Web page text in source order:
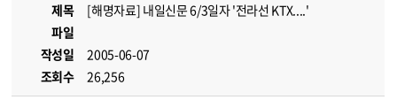
제목
[해명자료] 내일신문 6/3일자 '전라선 KTX....'
파일
작성일
2005-06-07
조회수
26,256